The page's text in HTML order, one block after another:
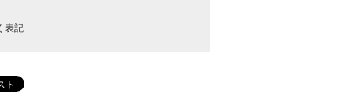
表記